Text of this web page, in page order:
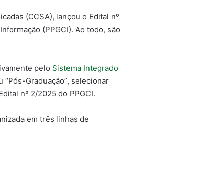
(CCSA), lançou o Edital nº
(PPGCI). Ao todo, são
pelo Sistema Integrado
“Pós-Graduação”, selecionar
nº 2/2025 do PPGCI.
em três linhas de